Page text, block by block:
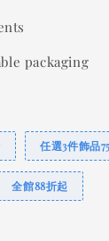
packaging
任選3件飾品
全館88折起